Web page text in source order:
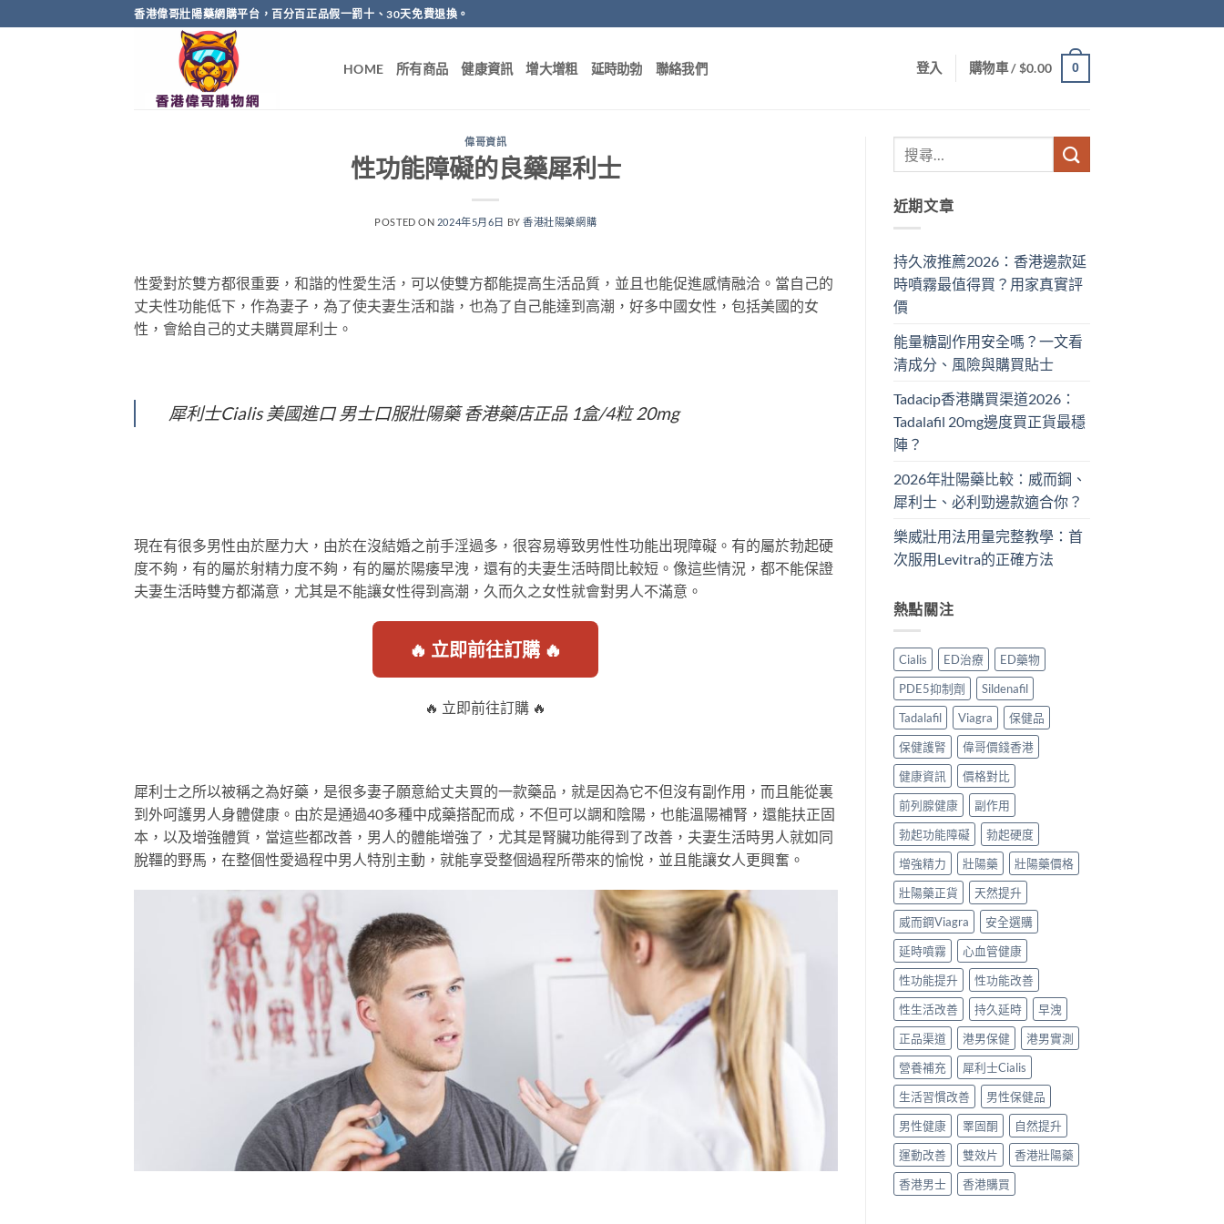
to
香港偉哥壯陽藥網購平台，百分百正品假一罰十、30天免費退換。
HOME 所有商品 健康資訊 增大增粗 延時助勃 聯絡我們 登入 購物車 /$0.00 0
偉哥資訊
性功能障礙的良藥犀利士
POSTED ON 2024年5月6日 BY香港壯陽藥網購
性愛對於雙方都很重要，和諧的性愛生活，可以使雙方都能提高生活品質，並且也能促進感情融洽。當自己的
丈夫性功能低下，作為妻子，為了使夫妻生活和諧，也為了自己能達到高潮，好多中國女性，包括美國的女
性，會給自己的丈夫購買犀利士。
犀利士Cialis 美國進口 男士口服壯陽藥 香港藥店正品 1盒/4粒 20mg
現在有很多男性由於壓力大，由於在沒結婚之前手淫過多，很容易導致男性性功能出現障礙。有的屬於勃起硬
度不夠，有的屬於射精力度不夠，有的屬於陽痿早洩，還有的夫妻生活時間比較短。像這些情況，都不能保證
夫妻生活時雙方都滿意，尤其是不能讓女性得到高潮，久而久之女性就會對男人不滿意。
🔥 立即前往訂購 🔥
🔥 立即前往訂購 🔥
犀利士之所以被稱之為好藥，是很多妻子願意給丈夫買的一款藥品，就是因為它不但沒有副作用，而且能從裏
到外呵護男人身體健康。由於是通過40多種中成藥搭配而成，不但可以調和陰陽，也能溫陽補腎，還能扶正固
本，以及增強體質，當這些都改善，男人的體能增強了，尤其是腎臟功能得到了改善，夫妻生活時男人就如同
脫韁的野馬，在整個性愛過程中男人特別主動，就能享受整個過程所帶來的愉悅，並且能讓女人更興奮。
近期文章
持久液推薦2026：香港邊款延
時噴霧最值得買？用家真實評
價
能量糖副作用安全嗎？一文看
清成分、風險與購買貼士
Tadacip香港購買渠道2026：
Tadalafil 20mg邊度買正貨最穩
陣？
2026年壯陽藥比較：威而鋼、
犀利士、必利勁邊款適合你？
樂威壯用法用量完整教學：首
次服用Levitra的正確方法
熱點關注
Cialis ED治療
ED藥物
PDE5抑制劑
Sildenafil
Tadalafil
Viagra
保健品
保健護腎
偉哥價錢香港
健康資訊
價格對比
前列腺健康
副作用
勃起功能障礙
勃起硬度
增強精力
壯陽藥
壯陽藥價格
壯陽藥正貨
天然提升
威而鋼Viagra
安全選購
延時噴霧
心血管健康
性功能提升
性功能改善
性生活改善
持久延時
早洩
正品渠道
港男保健
港男實測
營養補充
犀利士Cialis
生活習慣改善
男性保健品
男性健康
睪固酮
自然提升
運動改善
雙效片
香港壯陽藥
香港男士
香港購買